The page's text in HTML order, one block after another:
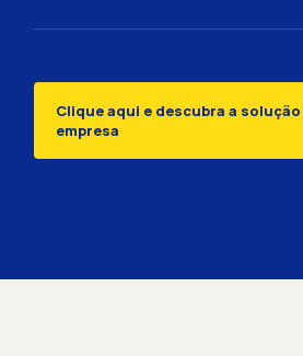
Clique aqui e descubra a
empresa